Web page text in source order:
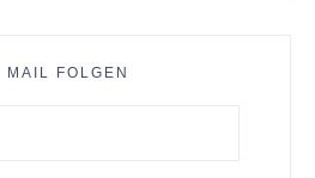
MAIL FOLGEN